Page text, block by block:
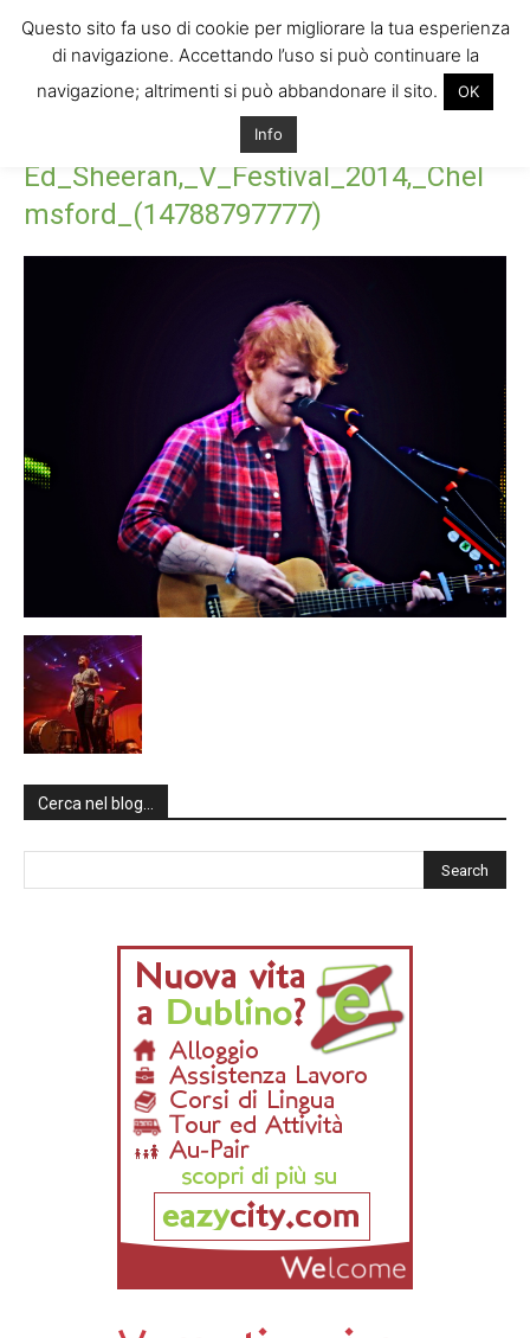
Ed_Sheeran,_V_Festival_2014,_Chelmsford_(14788797777)
Ed_Sheeran,_V_Festival_2014,_Chelmsford_(14788797777)
Ed_Sheeran,_V_Festival_2014,_Chel
msford_(14788797777)
Cerca nel blog…
Questo sito fa uso di cookie per migliorare la tua esperienza
di navigazione. Accettando l’uso si può continuare la
navigazione; altrimenti si può abbandonare il sito.
OK
Info